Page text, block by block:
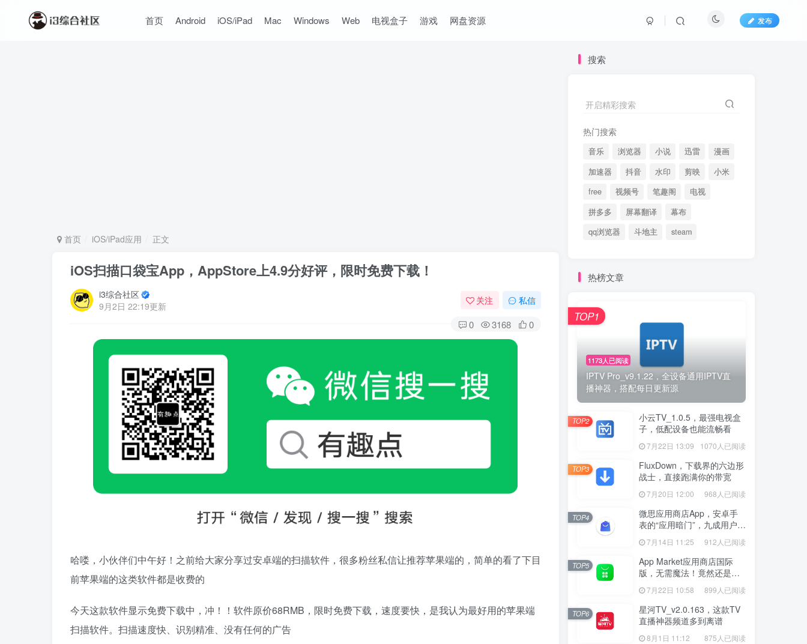
首页 Android iOS/iPad Mac Windows Web 电视盒子 游戏 网盘资源 发布
首页 iOS/iPad应用 正文
iOS扫描口袋宝App，AppStore上4.9分好评，限时免费下载！
i3综合社区
9月2日 22:19更新
关注 私信
0 3168 0
哈喽，小伙伴们中午好！之前给大家分享过安卓端的扫描软件，很多粉丝私信让推荐苹果端的，简单的看了下目
前苹果端的这类软件都是收费的
今天这款软件显示免费下载中，冲！！软件原价68RMB，限时免费下载，速度要快，是我认为最好用的苹果端
扫描软件。扫描速度快、识别精准、没有任何的广告
搜索
开启精彩搜索
热门搜索
音乐 浏览器 小说 迅雷
漫画
加速器
抖音 水印 剪映
小米
free
视频号 笔趣阁
电视
拼多多
屏幕翻译
幕布
qq浏览器
斗地主 steam
热榜文章
1173人已阅读
IPTV Pro_v9.1.22，全设备通用IPTV直
播神器，搭配每日更新源
TOP1
小云TV_1.0.5，最强电视盒
子，低配设备也能流畅看
7月22日 13:09 1070人已阅读
TOP2
FluxDown，下载界的六边形
战士，直接跑满你的带宽
7月20日 12:00 968人已阅读
TOP3
微思应用商店App，安卓手
表的“应用暗门”，九成用户还
没发现
7月14日 11:25 912人已阅读
TOP4
App Market应用商店国际
版，无需魔法！竟然还是大
厂出品？
7月22日 10:58 899人已阅读
TOP5
星河TV_v2.0.163，这款TV
直播神器频道多到离谱
8月1日 11:12 875人已阅读
TOP6